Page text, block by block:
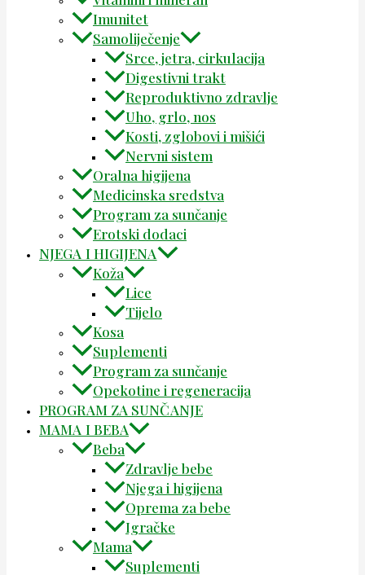
Imunitet
Samoliječenje
Srce, jetra, cirkulacija
Digestivni trakt
Reproduktivno zdravlje
Uho, grlo, nos
Kosti, zglobovi i mišići
Nervni sistem
Oralna higijena
Medicinska sredstva
Program za sunčanje
Erotski dodaci
NJEGA I HIGIJENA
Koža
Lice
Tijelo
Kosa
Suplementi
Program za sunčanje
Opekotine i regeneracija
PROGRAM ZA SUNČANJE
MAMA I BEBA
Beba
Zdravlje bebe
Njega i higijena
Oprema za bebe
Igračke
Mama
Suplementi